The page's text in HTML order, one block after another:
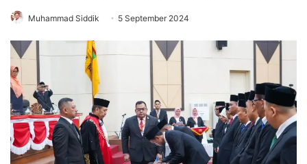
Muhammad Siddik 5 September 2024